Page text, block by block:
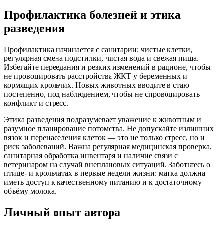
Профилактика болезней и этика
разведения
Профилактика начинается с санитарии: чистые клетки,
регулярная смена подстилки, чистая вода и свежая пища.
Избегайте переедания и резких изменений в рационе, чтобы
не провоцировать расстройства ЖКТ у беременных и
кормящих крольчих. Новых животных вводите в стаю
постепенно, под наблюдением, чтобы не спровоцировать
конфликт и стресс.
Этика разведения подразумевает уважение к животным и
разумное планирование потомства. Не допускайте излишних
вязок и перенаселения клеток — это не только стресс, но и
риск заболеваний. Важна регулярная медицинская проверка,
санитарная обработка инвентаря и наличие связи с
ветеринаром на случай внеплановых ситуаций. Заботьтесь о
птице- и крольчатах в первые недели жизни: матка должна
иметь доступ к качественному питанию и к достаточному
объёму молока.
Личный опыт автора